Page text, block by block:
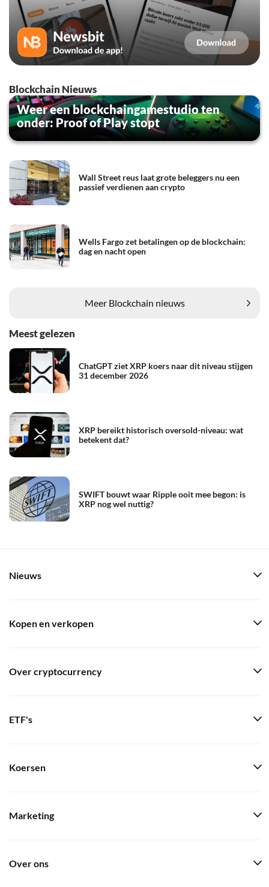
Blockchain Nieuws
Weer een blockchaingamestudio ten
onder: Proof of Play stopt
Wall Street reus laat grote beleggers nu een
passief verdienen aan crypto
Wells Fargo zet betalingen op de blockchain:
dag en nacht open
Meer Blockchain nieuws
Meest gelezen
ChatGPT ziet XRP koers naar dit niveau stijgen
31 december 2026
XRP bereikt historisch oversold-niveau: wat
betekent dat?
SWIFT bouwt waar Ripple ooit mee begon: is
XRP nog wel nuttig?
Nieuws
Kopen en verkopen
Over cryptocurrency
ETF's
Koersen
Marketing
Over ons